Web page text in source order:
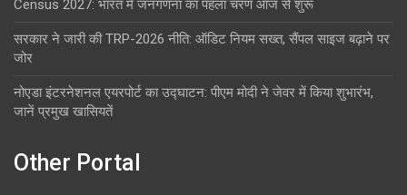
Census 2027: भारत में जनगणना का पहला चरण आज से शुरू
सरकार ने जारी की TRP-2026 नीति: ऑडिट नियम सख्त, सैंपल साइज बढ़ाने पर
जोर
नोएडा इंटरनेशनल एयरपोर्ट का उद्घाटन: पीएम मोदी ने जेवर में किया शुभारंभ,
जानें प्रमुख खासियतें
Other Portal